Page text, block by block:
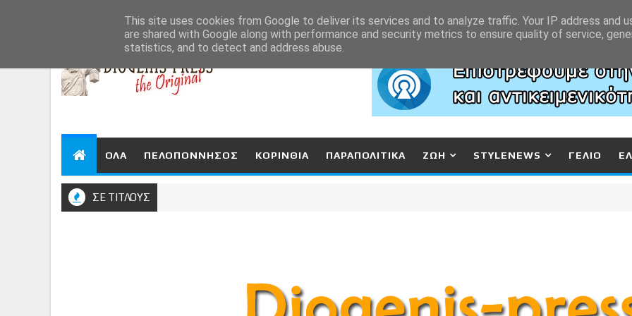
ΟΛΑ ΠΕΛΟΠΟΝΝΗΣΟΣ ΚΟΡΙΝΘΙΑ ΠΑΡΑΠΟΛΙΤΙΚΑ ΖΩΗ STYLENEWS ΓΕΛΙΟ
ΣΕ ΤΙΤΛΟΥΣ
This site uses cookies from Google to deliver its services and to analyze traffic. Your IP address and
are shared with Google along with performance and security metrics to ensure quality of service,
statistics, and to detect and address abuse.